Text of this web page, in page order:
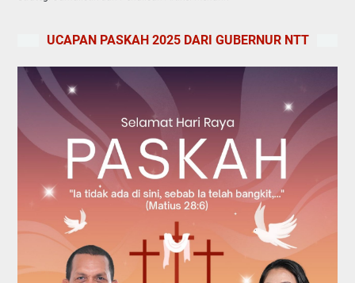
UCAPAN PASKAH 2025 DARI GUBERNUR NTT